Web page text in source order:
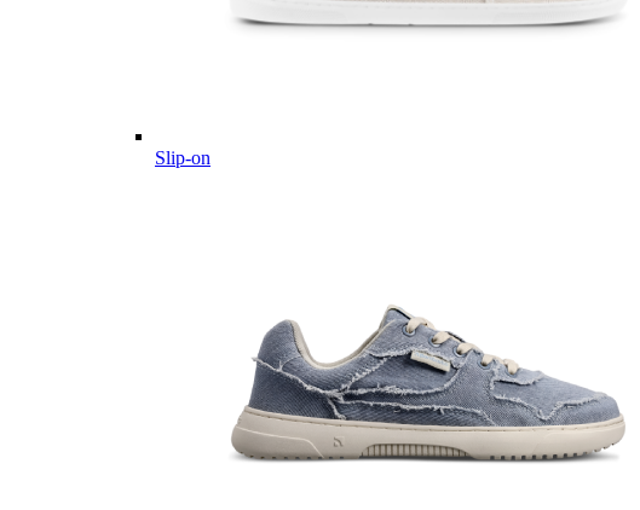
Slip-on